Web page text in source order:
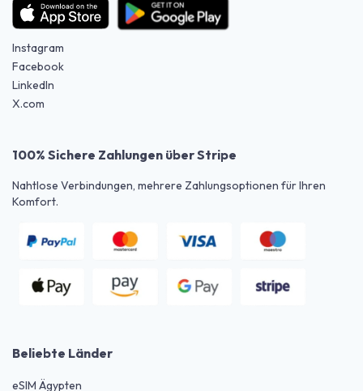
Instagram
Facebook
LinkedIn
X.com
100% Sichere Zahlungen über Stripe
Nahtlose Verbindungen, mehrere Zahlungsoptionen für Ihren
Komfort.
Beliebte Länder
eSIM Ägypten